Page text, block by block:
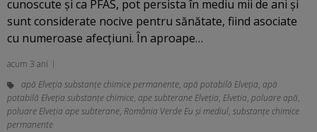
cunoscute și ca PFAS, pot persista în mediu mii de ani și
sunt considerate nocive pentru sănătate, fiind asociate
cu numeroase afecțiuni. În aproape…
acum 3 ani
apă Elveția substanțe chimice permanente, apă potabilă Elveția, apă
potabilă Elveția substanțe chimice, ape subterane Elveția, Elvetia, poluare apă,
poluare Elveția ape subterane, România Verde Eu și mediul, substanțe chimice
permanente